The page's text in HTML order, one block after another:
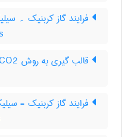
فرایند گاز کربنیک ۔
قالب گیری به روش CO2
فرایند گاز کربنیک -